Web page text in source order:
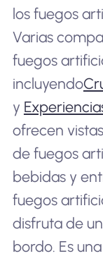
los fuegos
Varias
fuegos
incluyendo
y
ofrecen
de fuegos
bebidas y
fuegos
disfruta de
bordo. Es